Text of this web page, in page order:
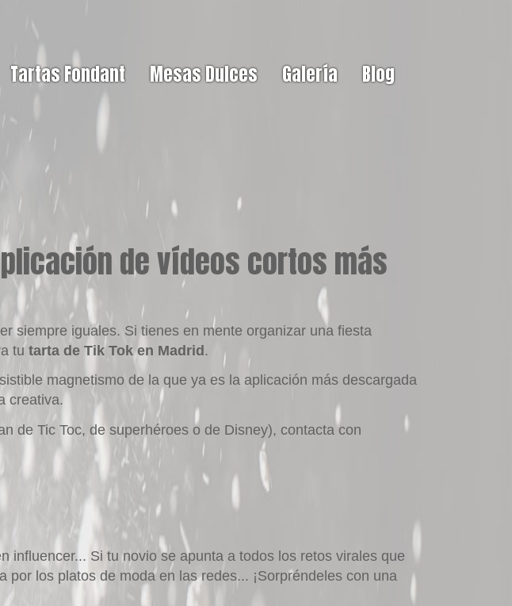
Tartas Fondant Mesas Dulces Galería Blog
de vídeos cortos más
siempre iguales. Si tienes en mente organizar una fiesta
tu tarta de Tik Tok en Madrid.
magnetismo de la que ya es la aplicación más descargada
creativa.
de Tic Toc, de superhéroes o de Disney), contacta con
influencer... Si tu novio se apunta a todos los retos virales que
los platos de moda en las redes... ¡Sorpréndeles con una